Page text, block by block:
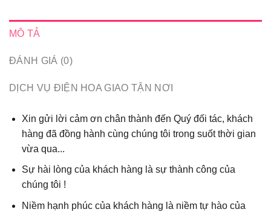
MÔ TẢ
ĐÁNH GIÁ (0)
DỊCH VỤ ĐIỆN HOA GIAO TẬN NƠI
Xin gửi lời cảm ơn chân thành đến Quý đối tác, khách
hàng đã đồng hành cùng chúng tôi trong suốt thời gian
vừa qua...
Sự hài lòng của khách hàng là sự thành công của
chúng tôi !
Niềm hạnh phúc của khách hàng là niềm tự hào của